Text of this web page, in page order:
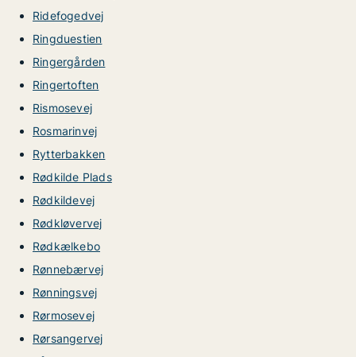
Ridefogedvej
Ringduestien
Ringergården
Ringertoften
Rismosevej
Rosmarinvej
Rytterbakken
Rødkilde Plads
Rødkildevej
Rødkløvervej
Rødkælkebo
Rønnebærvej
Rønningsvej
Rørmosevej
Rørsangervej